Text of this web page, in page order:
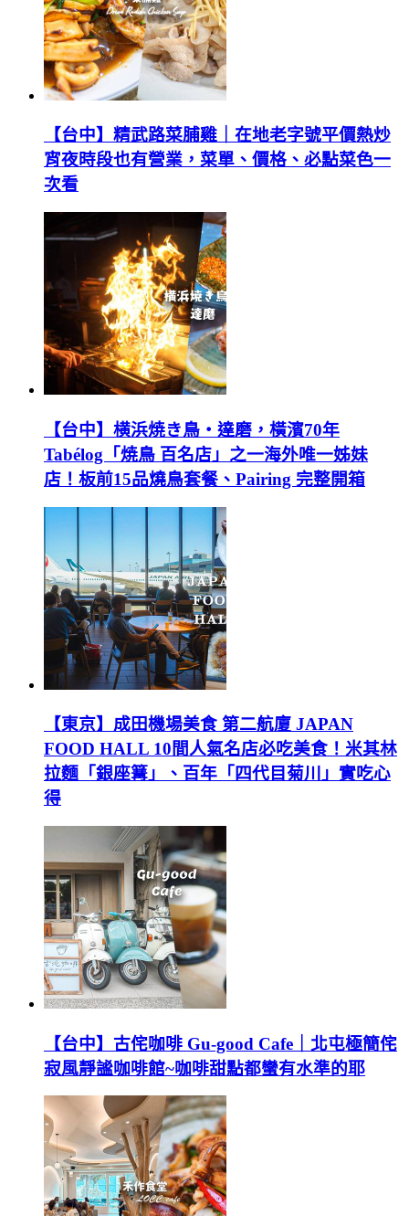
【台中】精武路菜脯雞｜在地老字號平價熱炒
宵夜時段也有營業，菜單、價格、必點菜色一
次看
【台中】横浜焼き鳥‧達磨，橫濱70年
Tabélog「焼鳥 百名店」之一海外唯一姊妹
店！板前15品燒鳥套餐、Pairing 完整開箱
【東京】成田機場美食 第二航廈 JAPAN
FOOD HALL 10間人氣名店必吃美食！米其林
拉麵「銀座篝」、百年「四代目菊川」實吃心
得
【台中】古侘咖啡 Gu-good Cafe｜北屯極簡侘
寂風靜謐咖啡館~咖啡甜點都蠻有水準的耶